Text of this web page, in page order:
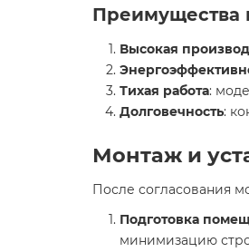
Преимущества
Высокая
Тихая работа:
Долговечность:
Монтаж и
После согласования
Подготовка
минимизацию